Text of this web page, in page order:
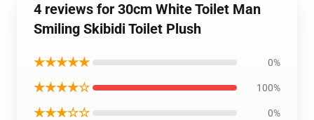
4 reviews for 30cm White Toilet Man
Smiling Skibidi Toilet Plush
★★★★★ 0%
★★★★☆ 100%
★★★☆☆ 0%